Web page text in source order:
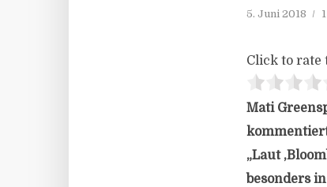
5. Juni 2018
Click to rate
Mati
„Laut
besonders